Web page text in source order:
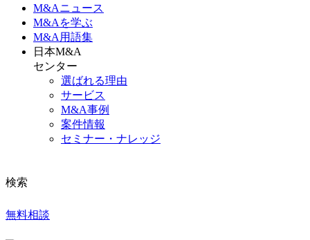
M&Aニュース
M&Aを学ぶ
M&A 用語集
日本M&A
センター
選ばれる理由
サービス
M&A事例
案件情報
セミナー・ナレッジ
検索
無料相談